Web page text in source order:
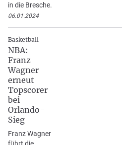
in die Bresche.
06.01.2024
Basketball
NBA:
Franz
Wagner
erneut
Topscorer
bei
Orlando-
Sieg
Franz Wagner